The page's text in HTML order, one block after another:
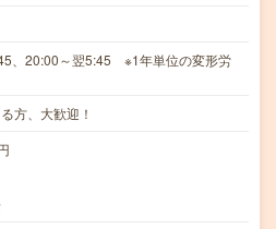
、20:00～翌5:45 ※1年単位の変形労
方、大歓迎！